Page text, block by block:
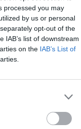
processed you may
by us or personal
opt-out of the
IAB’s list of downstream
on the IAB’s List of
domaćih